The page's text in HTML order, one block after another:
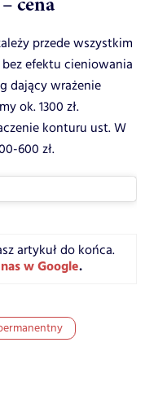
przede wszystkim
efektu cieniowania
dający wrażenie
ok. 1300 zł.
konturu ust. W
600 zł.
artykuł do końca.
w Google.